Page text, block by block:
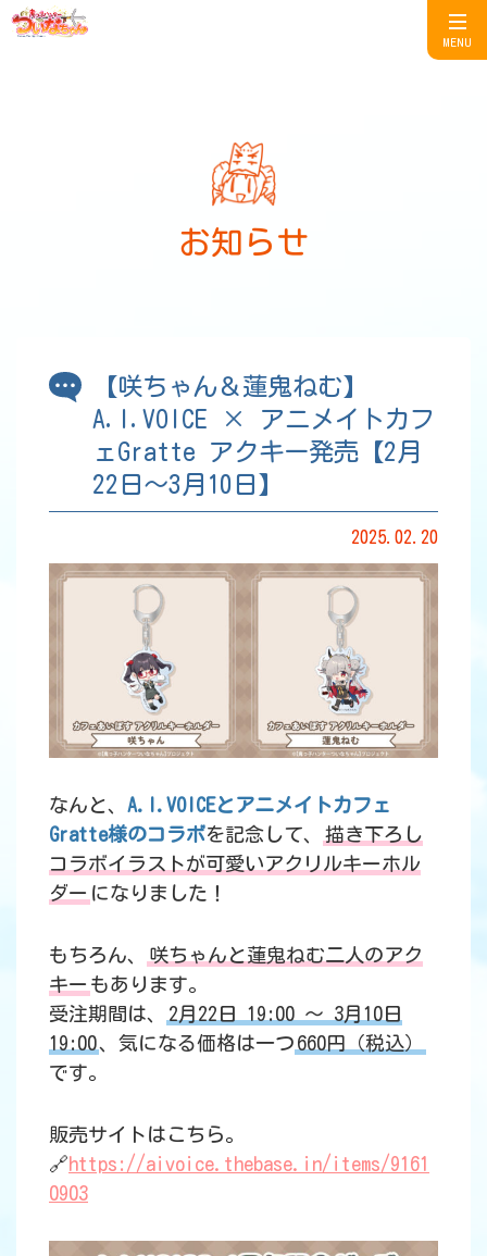
MENU
お知らせ
【咲ちゃん＆蓮鬼ねむ】
A.I.VOICE × アニメイトカフ
ェGratte アクキー発売【2月
22日～3月10日】
2025.02.20
なんと、 A.I.VOICEとアニメイトカフェ
Gratte様のコラボを記念して、
描き下ろし
コラボイラストが可愛いアクリルキーホル
ダー になりました！
もちろん、
咲ちゃんと蓮鬼ねむ二人のアク
キー もあります。
受注期間は、
2月22日 19:00 ～ 3月10日
19:00、気になる価格は一つ 660円（税込）
です。
販売サイトはこちら。
🔗https://aivoice.thebase.in/items/9161
0903